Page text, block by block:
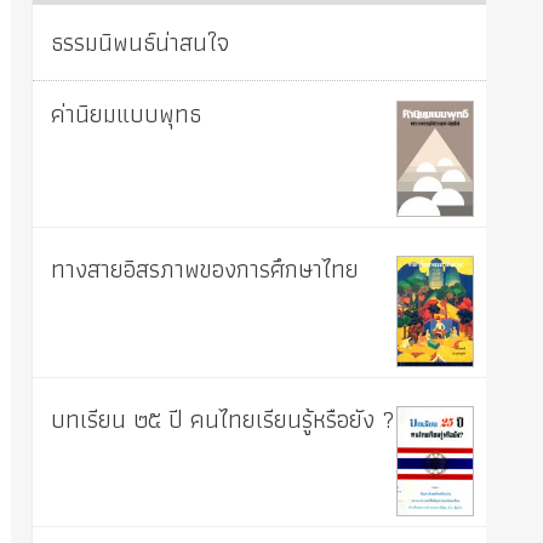
ธรรมนิพนธ์น่าสนใจ
ค่านิยมแบบพุทธ
ทางสายอิสรภาพของการศึกษาไทย
บทเรียน ๒๕ ปี คนไทยเรียนรู้หรือยัง ?